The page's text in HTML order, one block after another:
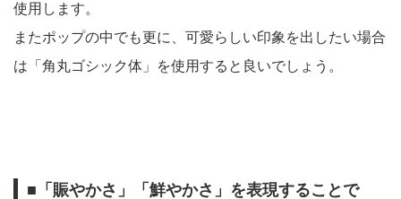
使用します。
またポップの中でも更に、可愛らしい印象を出したい場合
は「角丸ゴシック体」を使用すると良いでしょう。
■「賑やかさ」「鮮やかさ」を表現することで